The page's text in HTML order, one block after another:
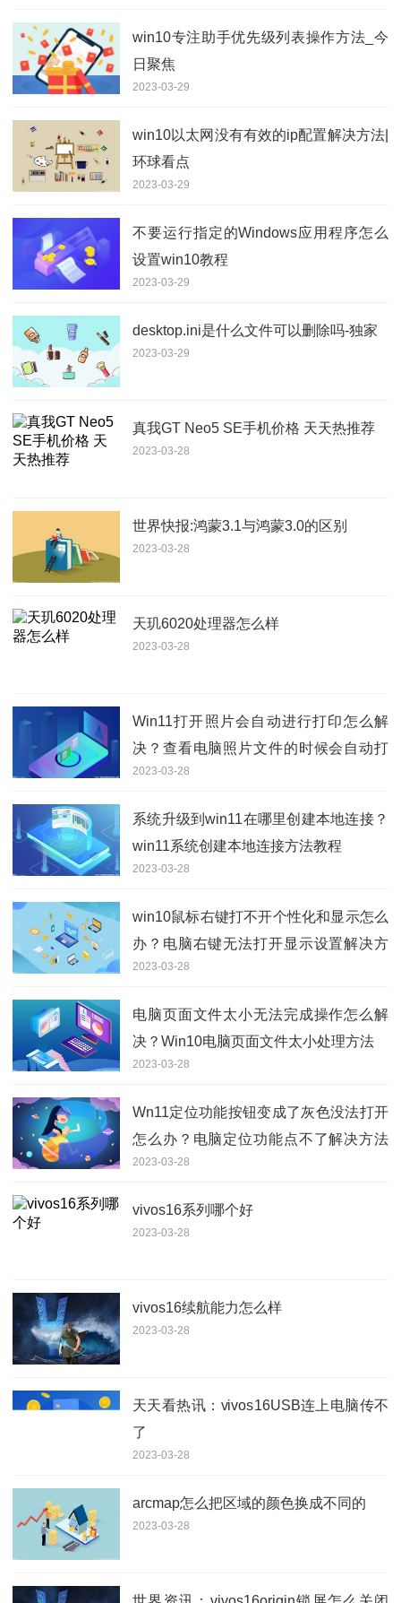
win10专注助手优先级列表操作方法_今
日聚焦
2023-03-29
win10以太网没有有效的ip配置解决方法|
环球看点
2023-03-29
不要运行指定的Windows应用程序怎么
设置win10教程
2023-03-29
desktop.ini是什么文件可以删除吗-独家
2023-03-29
真我GT Neo5 SE手机价格 天天热推荐
2023-03-28
世界快报:鸿蒙3.1与鸿蒙3.0的区别
2023-03-28
天玑6020处理器怎么样
2023-03-28
Win11打开照片会自动进行打印怎么解
决？查看电脑照片文件的时候会自动打
印解决方法
2023-03-28
系统升级到win11在哪里创建本地连接？
win11系统创建本地连接方法教程
2023-03-28
win10鼠标右键打不开个性化和显示怎么
办？电脑右键无法打开显示设置解决方
法
2023-03-28
电脑页面文件太小无法完成操作怎么解
决？Win10电脑页面文件太小处理方法
2023-03-28
Wn11定位功能按钮变成了灰色没法打开
怎么办？电脑定位功能点不了解决方法
分享
2023-03-28
vivos16系列哪个好
2023-03-28
vivos16续航能力怎么样
2023-03-28
天天看热讯：vivos16USB连上电脑传不
了
2023-03-28
arcmap怎么把区域的颜色换成不同的
2023-03-28